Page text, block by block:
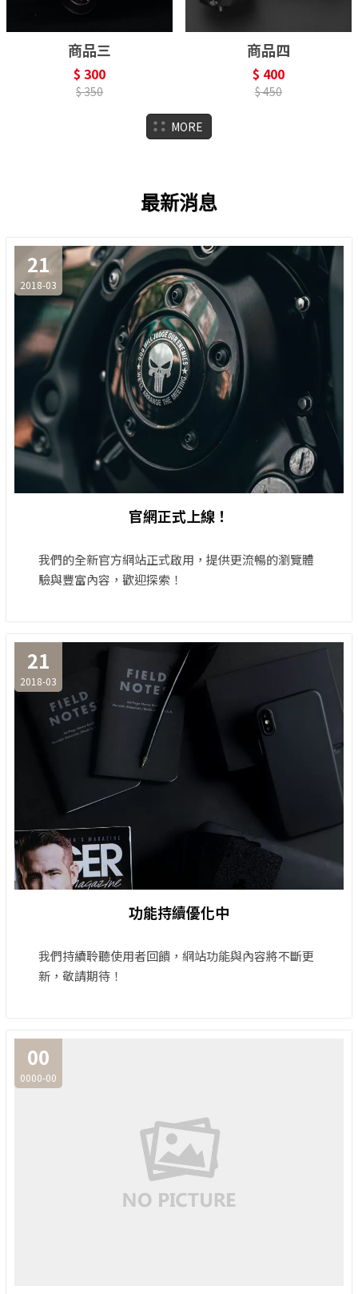
商品三
$ 300
$ 350
商品四
$ 400
$ 450
MORE
最新消息
21
2018-03
官網正式上線！
我們的全新官方網站正式啟用，提供更流暢的瀏覽體
驗與豐富內容，歡迎探索！
21
2018-03
功能持續優化中
我們持續聆聽使用者回饋，網站功能與內容將不斷更
新，敬請期待！
00
0000-00